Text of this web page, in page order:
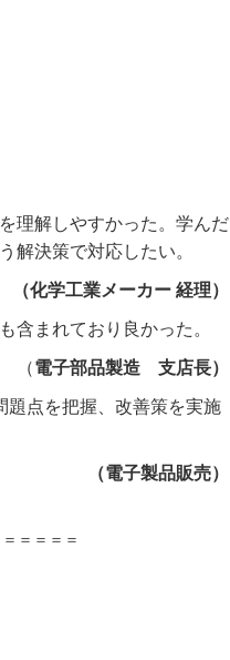
理解しやすかった。学んだ
解決策で対応したい。
（化学工業メーカー 経理）
含まれており良かった。
（電子部品製造 支店長）
題点を把握、改善策を実施
（電子製品販売）
＝＝＝＝